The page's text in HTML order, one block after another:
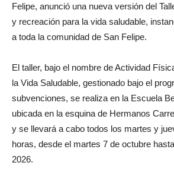
Felipe, anunció una nueva versión del
y recreación para la vida saludable,
a toda la comunidad de San Felipe.
El taller, bajo el nombre de Actividad
la Vida Saludable, gestionado bajo el
subvenciones, se realiza en la Escuela
ubicada en la esquina de Hermanos
y se llevará a cabo todos los martes y
horas, desde el martes 7 de octubre
2026.